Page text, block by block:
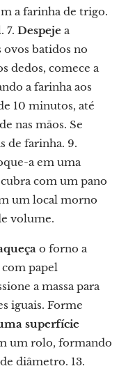
a farinha de trigo.
7. Despeje a
batidos no
dedos, comece a
a farinha aos
10 minutos, até
nas mãos. Se
de farinha. 9.
a em uma
com um pano
um local morno
volume.
o forno a
com papel
a massa para
iguais. Forme
superfície
um rolo, formando
diâmetro. 13.